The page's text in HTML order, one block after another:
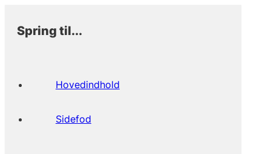
Spring til...
Hovedindhold
Sidefod